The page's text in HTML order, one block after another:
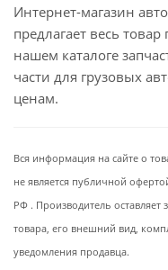
Интернет-магазин
предлагает весь
нашем каталоге
части для грузовых
ценам.
Вся информация на сайте о
не является публичной
РФ . Производитель оставляет
товара, его внешний вид,
уведомления продавца.